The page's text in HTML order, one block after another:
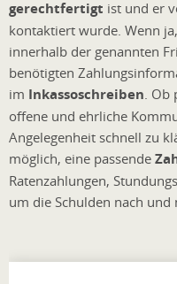
gerechtfertigt ist und er
kontaktiert wurde. Wenn
innerhalb der genannten
benötigten
im Inkassoschreiben. Ob
offene und ehrliche
Angelegenheit schnell zu
möglich, eine passende
Ratenzahlungen,
um die Schulden nach und